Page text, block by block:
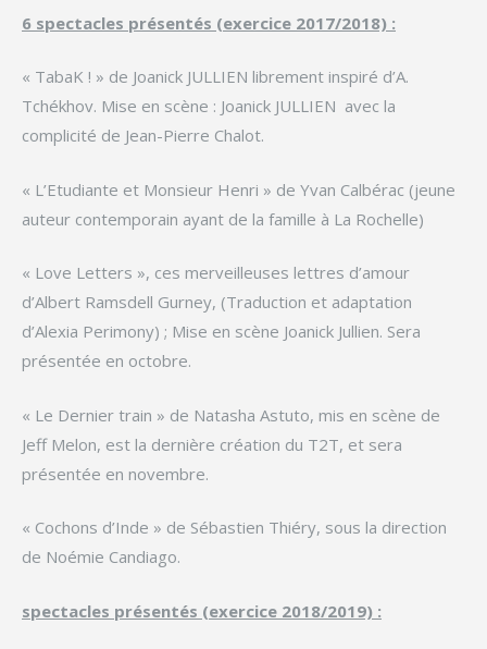
6 spectacles présentés (exercice 2017/2018) :
« TabaK ! » de Joanick JULLIEN librement inspiré d’A.
Tchékhov. Mise en scène : Joanick JULLIEN avec la
complicité de Jean-Pierre Chalot.
« L’Etudiante et Monsieur Henri » de Yvan Calbérac (jeune
auteur contemporain ayant de la famille à La Rochelle)
« Love Letters », ces merveilleuses lettres d’amour
d’Albert Ramsdell Gurney, (Traduction et adaptation
d’Alexia Perimony) ; Mise en scène Joanick Jullien. Sera
présentée en octobre.
« Le Dernier train » de Natasha Astuto, mis en scène de
Jeff Melon, est la dernière création du T2T, et sera
présentée en novembre.
« Cochons d’Inde » de Sébastien Thiéry, sous la direction
de Noémie Candiago.
spectacles présentés (exercice 2018/2019) :